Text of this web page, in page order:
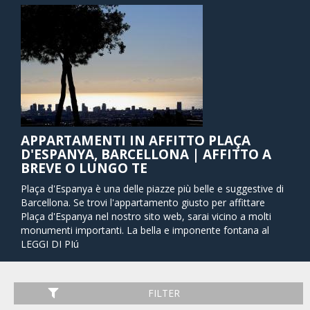
APPARTAMENTI IN AFFITTO PLAÇA
D'ESPANYA, BARCELLONA | AFFITTO A
BREVE O LUNGO TE
Plaça d'Espanya è una delle piazze più belle e suggestive di
Barcellona. Se trovi l'appartamento giusto per affittare
Plaça d'Espanya nel nostro sito web, sarai vicino a molti
monumenti importanti. La bella e imponente fontana al
centro della piazza è stata progettata dallo stretto
uno spettacolo fantastico con musica per i visitatori. Il
grande e commerciale centro commerciale Las Arenas si
LEGGI DI PIú
FILTER